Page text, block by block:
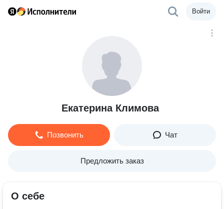
Войти
Екатерина Климова
Позвонить Чат
Предложить заказ
О себе